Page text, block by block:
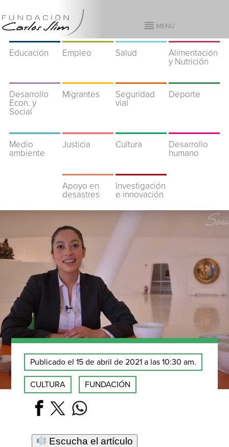
Educación Empleo Salud
Alimentación
y Nutrición
Desarrollo
Econ. y
Social
Migrantes
Seguridad
vial
Deporte
Medio
ambiente
Justicia Cultura
Desarrollo
humano
Apoyo en
desastres
Investigación
e innovación
Publicado el 15 de abril de 2021 a las 10:30 am.
CULTURA FUNDACIÓN
Escucha el artículo